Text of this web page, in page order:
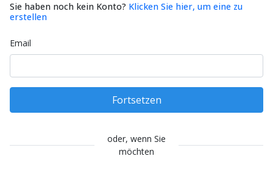
Sie haben noch kein Konto? Klicken Sie hier, um eine zu
erstellen
Email
Fortsetzen
oder, wenn Sie
möchten